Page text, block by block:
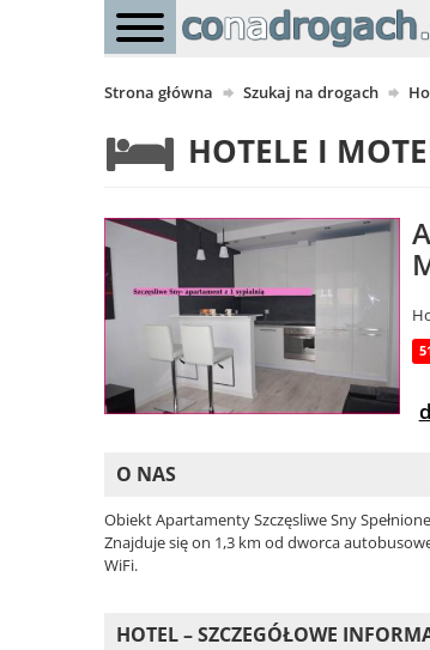
Strona główna Szukaj na drogach
HOTELE I
O NAS
Obiekt Apartamenty Szczęsliwe Sny
Znajduje się on 1,3 km od dworca
WiFi.
HOTEL – SZCZEGÓŁOWE